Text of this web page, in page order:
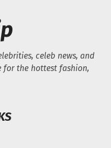
celeb news, and
for the hottest fashion,